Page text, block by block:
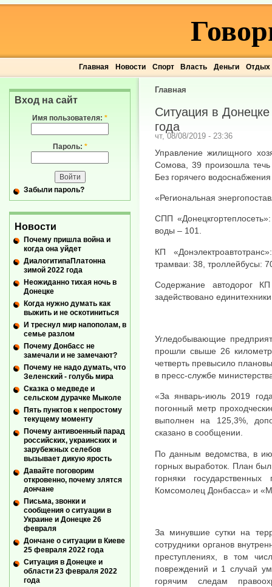
Главная Новости Спорт Власть Деньги Отдых
Главная
Ситуация в Донецке
года
чт, 08/08/2019 - 23:36
Управление жилищного
Сомова, 39 произошла
Без горячего
«Региональная
СПП
воды – 101.
КП
трамваи: 38, троллейбусы:
Содержание автодорог
задействовано
Угледобывающие
прошли свыше 26
четверть превысило
в пресс-службе
«За январь-июль 2019
погонный метр
выполнен на 125,3%,
сказано в сообщении.
По данным ведомства, в
горных выработок. План
горняки
Комсомолец Донбасса» и
За минувшие сутки на
сотрудники органов
преступлениях, в том
повреждений и 1 случай
горячим следам
Вход на сайт
Имя пользователя: *
Пароль: *
Забыли пароль?
Новости
Почему пришла война и
когда она уйдет
ДиалогитипаПлатонна
зимой 2022 года
Неожиданно тихая ночь в
Донецке
Когда нужно думать как
выжить и не оскотиниться
И треснул мир напополам, в
семье разлом
Почему Донбасс не
замечали и не замечают?
Почему не надо думать, что
Зеленский - голубь мира
Сказка о медведе и
сельском дурачке Мыколе
Пять пунктов к непростому
текущему моменту
Почему антивоенный парад
российских, украинских и
зарубежных селебов
вызывает дикую ярость
Давайте поговорим
откровенно, почему злятся
дончане
Письма, звонки и
сообщения о ситуации в
Украине и Донецке 26
февраля
Дончане о ситуации в Киеве
25 февраля 2022 года
Ситуация в Донецке и
области 23 февраля 2022
года